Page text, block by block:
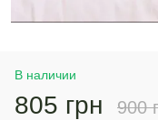
В наличии
805 грн 900